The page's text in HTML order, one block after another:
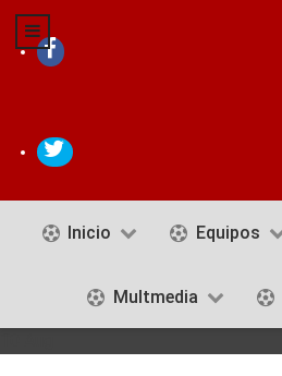
Inicio Equipos
Multmedia